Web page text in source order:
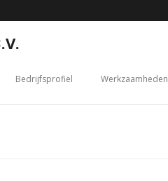
Bedrijfsprofiel Werkzaamheden